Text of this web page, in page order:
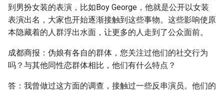
到男扮女装的表演，比如Boy George，他就是公开以女装
表演出名，大家也开始逐渐接触到这些事物。这些影响使原
本隐藏着的人群浮出水面，让更多的人走到了公众面前。
成都商报：伪娘有各自的群体，您关注过他们的社交行为
吗？与其他同性恋群体相比，他们有什么特点？
答：我曾做过这方面的调查，接触过一些反串演员。他们的